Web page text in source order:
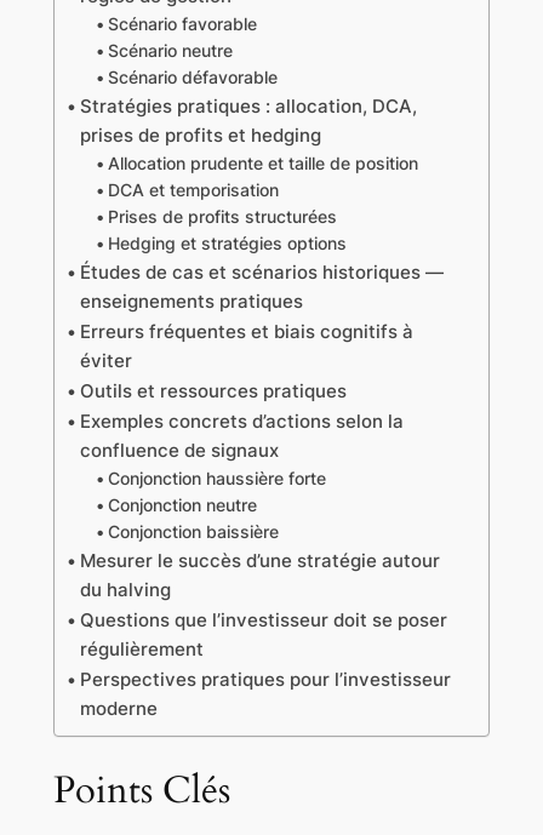
Scénario favorable
Scénario neutre
Scénario défavorable
Stratégies pratiques : allocation, DCA,
prises de profits et hedging
Allocation prudente et taille de position
DCA et temporisation
Prises de profits structurées
Hedging et stratégies options
Études de cas et scénarios historiques —
enseignements pratiques
Erreurs fréquentes et biais cognitifs à
éviter
Outils et ressources pratiques
Exemples concrets d’actions selon la
confluence de signaux
Conjonction haussière forte
Conjonction neutre
Conjonction baissière
Mesurer le succès d’une stratégie autour
du halving
Questions que l’investisseur doit se poser
régulièrement
Perspectives pratiques pour l’investisseur
moderne
Points Clés